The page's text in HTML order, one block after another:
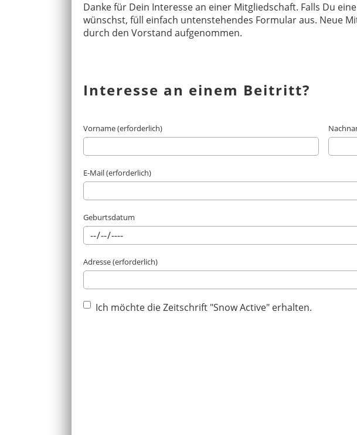
Danke für Dein Interesse an einer Mitgliedschaft. Falls Du
wünschst, füll einfach untenstehendes Formular aus. Neue
durch den Vorstand aufgenommen.
Interesse an einem Beitritt?
Vorname (erforderlich)
E-Mail (erforderlich)
Geburtsdatum
Adresse (erforderlich)
Ich möchte die Zeitschrift "Snow Active" erhalten.